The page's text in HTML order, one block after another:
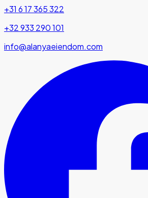
+31 6 17 365 322
+32 933 290 101
info@alanyaeiendom.com